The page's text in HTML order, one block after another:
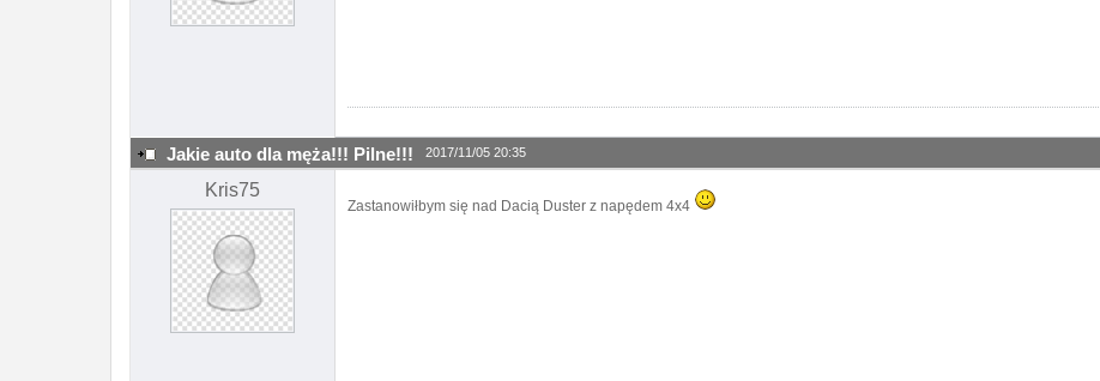
Jakie auto dla męża!!! Pilne!!! 2017/11/05 20:35
Kris75
Zastanowiłbym się nad Dacią Duster z napędem 4x4